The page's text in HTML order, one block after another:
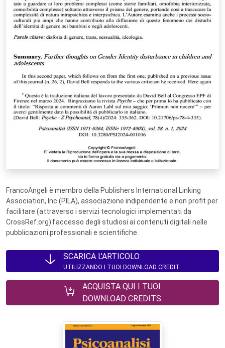
FrancoAngeli è membro della Publishers International Linking
Association, Inc (PILA), associazione indipendente e non profit per
facilitare (attraverso i servizi tecnologici implementati da
CrossRef.org) l’accesso degli studiosi ai contenuti digitali nelle
pubblicazioni professionali e scientifiche.
SCARICA L'ARTICOLO
UTILIZZANDO I TUOI DOWNLOAD CREDIT
ACQUISTA QUI I TUOI
DOWNLOAD CREDITS